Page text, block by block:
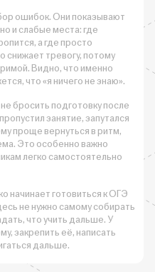
ошибок. Они показывают
и слабые места: где
а где просто
снижает тревогу, потому
Видно, что именно
что «я ничего не знаю».
бросить подготовку после
занятие, запутался
проще вернуться в ритм,
Это особенно важно
легко самостоятельно
начинает готовиться к ОГЭ
не нужно самому собирать
что учить дальше. У
закрепить её, написать
дальше.